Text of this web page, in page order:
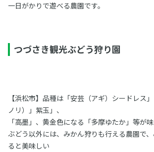
一日がかりで遊べる農園です。
つづさき観光ぶどう狩り園
【浜松市】品種は「安芸（アギ）シードレス
ノリ）」紫玉」、
「高墨」、黄金色になる「多摩ゆたか」等が味
ぶどう以外には、みかん狩りも行える農園で
ると美味しい